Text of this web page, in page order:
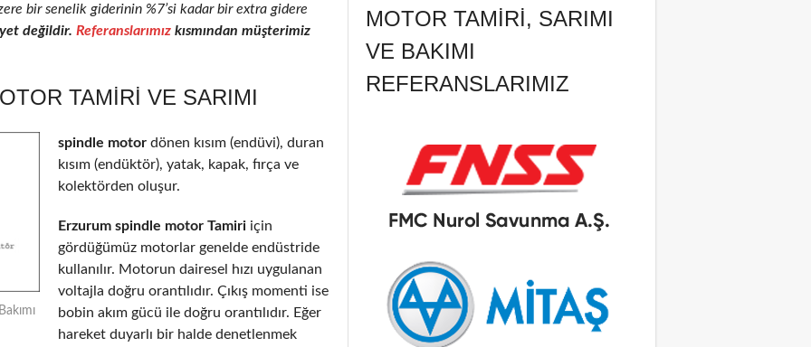
bir senelik giderinin %7’si kadar bir extra gidere
değildir. Referanslarımız kısmından müşterimiz
TAMIRI VE SARIMI
spindle motor dönen kısım (endüvi), duran
kısım (endüktör), yatak, kapak, fırça ve
kolektörden oluşur.
Erzurum spindle motor Tamiri için
gördüğümüz motorlar genelde endüstride
kullanılır. Motorun dairesel hızı uygulanan
voltajla doğru orantılıdır. Çıkış momenti ise
bobin akım gücü ile doğru orantılıdır. Eğer
hareket duyarlı bir halde denetlenmek
MOTOR TAMIRI, SARIMI
VE BAKIMI
REFERANSLARIMIZ